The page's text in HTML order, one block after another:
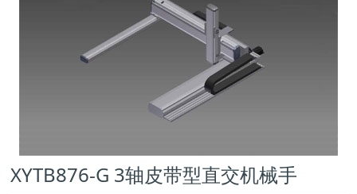
XYTB876-G 3轴皮带型直交机械手